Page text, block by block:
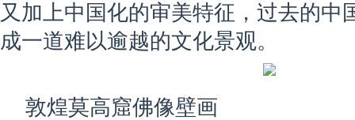
又加上中国化的审美特征，过去的中
成一道难以逾越的文化景观。
敦煌莫高窟佛像壁画